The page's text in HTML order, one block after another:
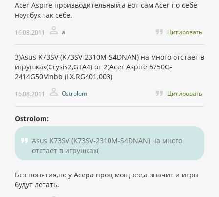
Acer Aspire производительный,а вот сам Acer по себе
ноутбук так себе.
16.08.2011 а Цитировать
3)Asus K73SV (K73SV-2310M-S4DNAN) на много отстает в
игрушках(Crysis2,GTA4) от 2)Acer Aspire 5750G-
2414G50Mnbb (LX.RG401.003)
16.08.2011 Ostrolom Цитировать
Ostrolom:
Asus K73SV (K73SV-2310M-S4DNAN) на много
отстает в игрушках(
Без понятия,но у Асера проц мощнее,а значит и игры
будут летать.